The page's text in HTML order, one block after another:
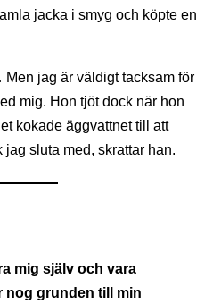
jacka i smyg och köpte en
jag är väldigt tacksam för
mig. Hon tjöt dock när hon
kokade äggvattnet till att
sluta med, skrattar han.
mig själv och vara
nog grunden till min